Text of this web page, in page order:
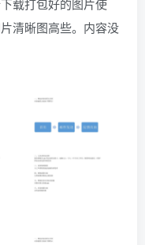
载打包好的图片使
清晰图高些。内容没
码云登录
隐私声明